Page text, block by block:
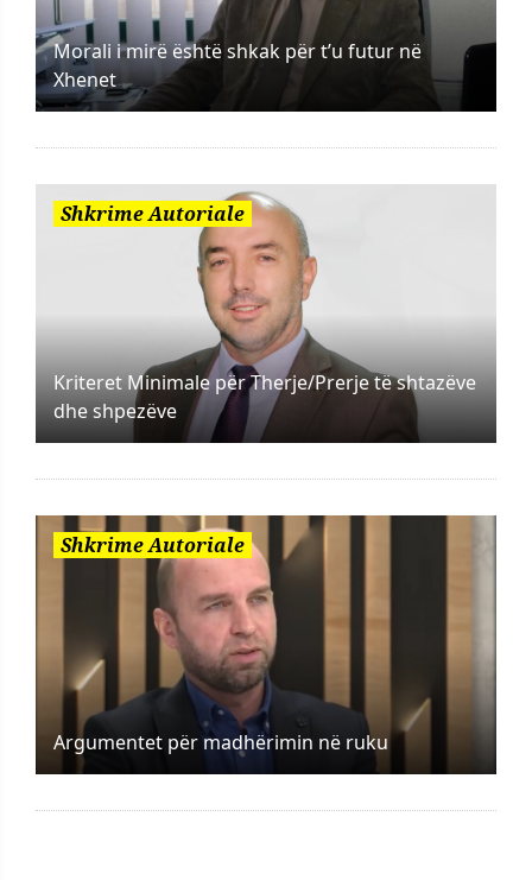
Morali i mirë është shkak për t’u futur në
Xhenet
Shkrime Autoriale
Kriteret Minimale për Therje/Prerje të shtazëve
dhe shpezëve
Shkrime Autoriale
Argumentet për madhërimin në ruku